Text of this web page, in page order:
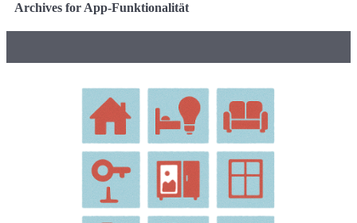
Archives for App-Funktionalität